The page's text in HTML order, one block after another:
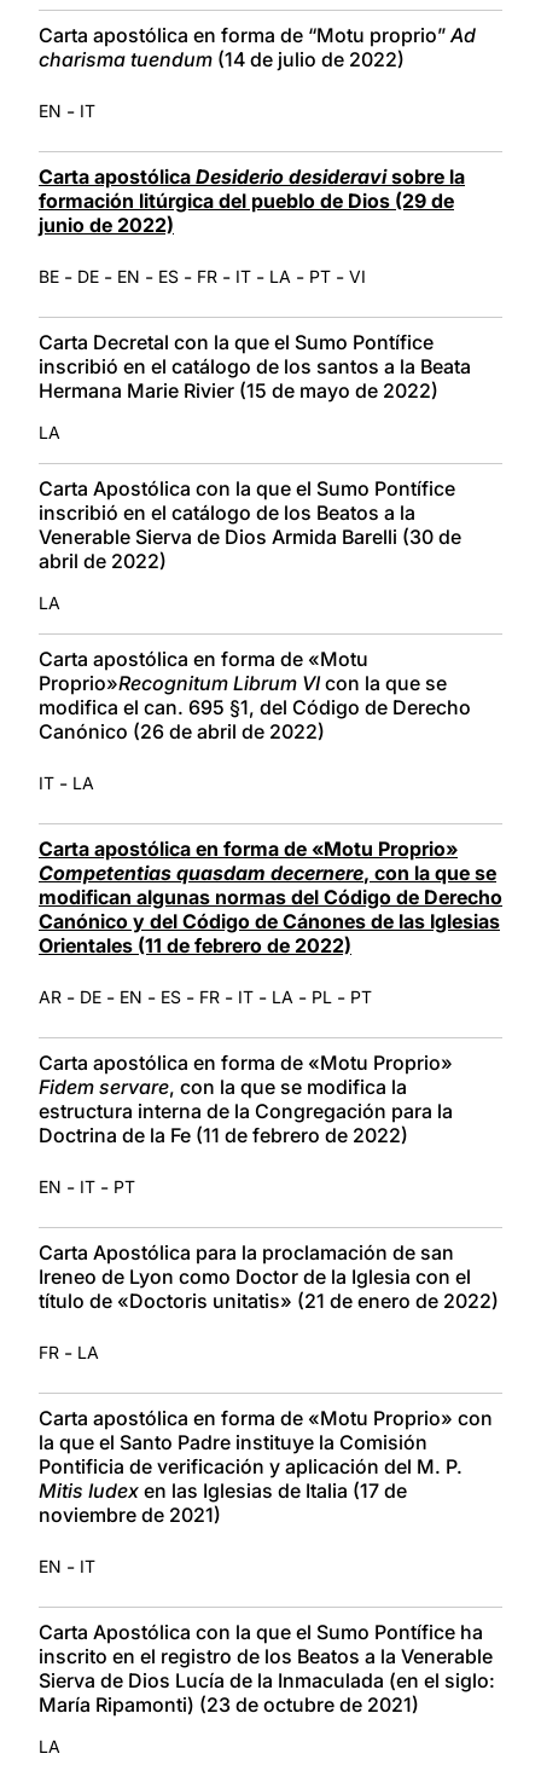
Carta apostólica en forma de “Motu proprio” Ad
charisma tuendum (14 de julio de 2022)
EN - IT
Carta apostólica Desiderio desideravisobre la
formación litúrgica del pueblo de Dios (29 de
junio de 2022)
BE - DE - EN - ES - FR - IT - LA - PT - VI
Carta Decretal con la que el Sumo Pontífice
inscribió en el catálogo de los santos a la Beata
Hermana Marie Rivier (15 de mayo de 2022)
LA
Carta Apostólica con la que el Sumo Pontífice
inscribió en el catálogo de los Beatos a la
Venerable Sierva de Dios Armida Barelli (30 de
abril de 2022)
LA
Carta apostólica en forma de «Motu
Proprio»Recognitum Librum VIcon la que se
modifica el can. 695 §1, del Código de Derecho
Canónico (26 de abril de 2022)
IT - LA
Carta apostólica en forma de «Motu Proprio»
Competentias quasdam decernere, con la que se
modifican algunas normas del Código de Derecho
Canónico y del Código de Cánones de las Iglesias
Orientales (11 de febrero de 2022)
AR - DE - EN - ES - FR - IT - LA - PL - PT
Carta apostólica en forma de «Motu Proprio»
Fidem servare, con la que se modifica la
estructura interna de la Congregación para la
Doctrina de la Fe (11 de febrero de 2022)
EN - IT - PT
Carta Apostólica para la proclamación de san
Ireneo de Lyon como Doctor de la Iglesia con el
título de «Doctoris unitatis» (21 de enero de 2022)
FR - LA
Carta apostólica en forma de «Motu Proprio» con
la que el Santo Padre instituye la Comisión
Pontificia de verificación y aplicación del M. P.
Mitis Iudex en las Iglesias de Italia (17 de
noviembre de 2021)
EN - IT
Carta Apostólica con la que el Sumo Pontífice ha
inscrito en el registro de los Beatos a la Venerable
Sierva de Dios Lucía de la Inmaculada (en el siglo:
María Ripamonti) (23 de octubre de 2021)
LA